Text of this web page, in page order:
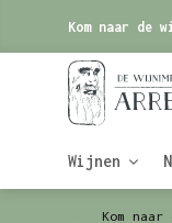
Kom naar de
Wijnen
Kom